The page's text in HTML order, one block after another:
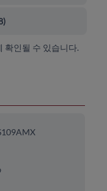
)
확인될 수 있습니다.